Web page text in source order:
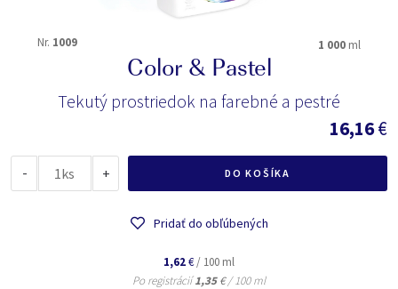
Nr. 1009 1 000 ml
Color & Pastel
Tekutý prostriedok na farebné a pestré
16,16€
- ks + DO KOŠÍKA
Pridať do obľúbených
1,62€ / 100 ml
Po registrácií1,35€ / 100 ml